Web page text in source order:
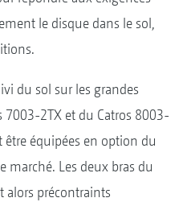
le disque dans le sol,
du sol sur les grandes
7003-2TX et du Catros 8003-
être équipées en option du
marché. Les deux bras du
alors précontraints